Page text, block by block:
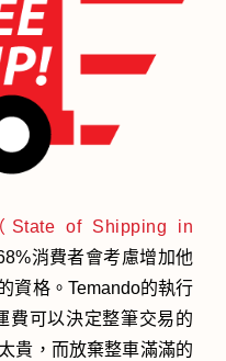
State of Shipping in
消費者會考慮增加他
資格。Temando的執行
費可以決定整筆交易的
貴，而放棄整車滿滿的